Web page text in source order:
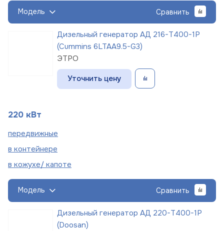
Модель Сравнить
Дизельный генератор АД 216-Т400-1Р
(Cummins 6LTAA9.5-G3)
ЭТРО
Уточнить цену
220 кВт
передвижные
в контейнере
в кожухе/ капоте
Модель Сравнить
Дизельный генератор АД 220-Т400-1Р
(Doosan)